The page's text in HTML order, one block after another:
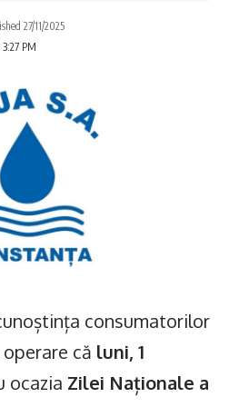
PM
27/11/2025
consumatorilor
că luni, 1
ocazia Zilei Naționale a